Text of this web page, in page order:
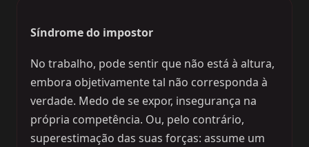
Síndrome do impostor
No trabalho, pode sentir que não está à altura,
embora objetivamente tal não corresponda à
verdade. Medo de se expor, insegurança na
própria competência. Ou, pelo contrário,
superestimação das suas forças: assume um